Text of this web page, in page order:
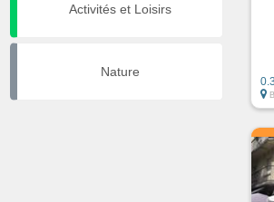
Activités et Loisirs
Nature